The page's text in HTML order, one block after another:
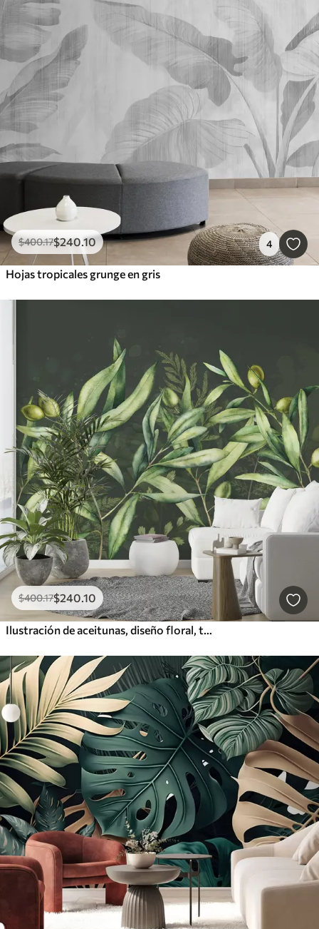
$400.17$240.10 4
Hojas tropicales grunge en gris
$400.17$240.10
Ilustración de aceitunas, diseño floral, tropical, acuarela, hojas grandes, fondo oscuro